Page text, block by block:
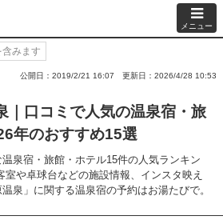
メニュー
みます
公開日：2019/2/21 16:07 更新日：2026/4/28 10:53
｜口コミで人気の温泉宿・旅
年のおすすめ15選
温泉宿・旅館・ホテル15件の人気ランキン
や卓球台などの施設情報、インスタ映え
泉」に関する温泉宿の予約はお湯たびで。